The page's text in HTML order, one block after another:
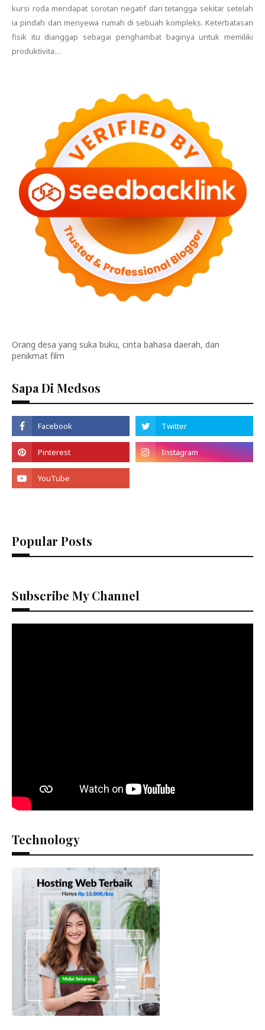
kursi roda mendapat sorotan negatif dari tetangga sekitar setelah
ia pindah dan menyewa rumah di sebuah kompleks. Keterbatasan
fisik itu dianggap sebagai penghambat baginya untuk memiliki
produktivita…
Orang desa yang suka buku, cinta bahasa daerah, dan
penikmat film
Sapa Di Medsos
Popular Posts
Subscribe My Channel
Technology